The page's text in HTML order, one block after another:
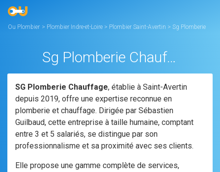
Ou Plombier > Plombier Indre-et-Loire > Plombier Saint-Avertin > Sg Plomberie
Sg Plomberie Chauffage
SG Plomberie Chauffage, établie à Saint-Avertin
depuis 2019, offre une expertise reconnue en
plomberie et chauffage. Dirigée par Sébastien
Guilbaud, cette entreprise à taille humaine, comptant
entre 3 et 5 salariés, se distingue par son
professionnalisme et sa proximité avec ses clients.
Elle propose une gamme complète de services,